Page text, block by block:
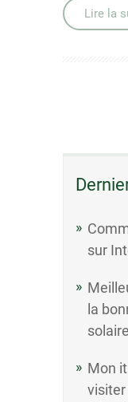
Lire la
sur
la
solaire
Mon